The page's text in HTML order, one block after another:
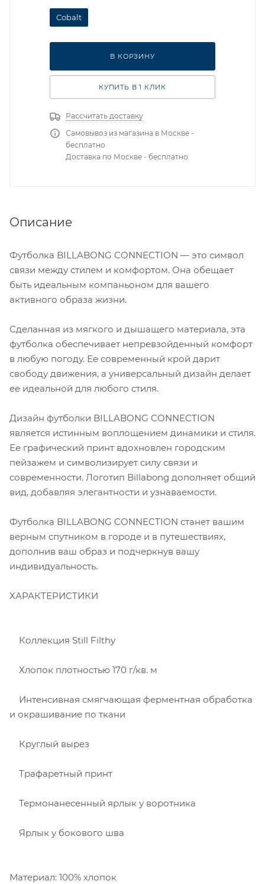
Cobalt
В КОРЗИНУ
КУПИТЬ В 1 КЛИК
Рассчитать доставку
Самовывоз из магазина в Москве -
бесплатно
Доставка по Москве - бесплатно
Описание
Футболка BILLABONG CONNECTION — это символ
связи между стилем и комфортом. Она обещает
быть идеальным компаньоном для вашего
активного образа жизни.
Сделанная из мягкого и дышащего материала, эта
футболка обеспечивает непревзойденный комфорт
в любую погоду. Ее современный крой дарит
свободу движения, а универсальный дизайн делает
ее идеальной для любого стиля.
Дизайн футболки BILLABONG CONNECTION
является истинным воплощением динамики и стиля.
Ее графический принт вдохновлен городским
пейзажем и символизирует силу связи и
современности. Логотип Billabong дополняет общий
вид, добавляя элегантности и узнаваемости.
Футболка BILLABONG CONNECTION станет вашим
верным спутником в городе и в путешествиях,
дополнив ваш образ и подчеркнув вашу
индивидуальность.
ХАРАКТЕРИСТИКИ
Коллекция Still Filthy
Хлопок плотностью 170 г/кв. м
Интенсивная смягчающая ферментная обработка
и окрашивание по ткани
Круглый вырез
Трафаретный принт
Термонанесенный ярлык у воротника
Ярлык у бокового шва
Материал: 100% хлопок